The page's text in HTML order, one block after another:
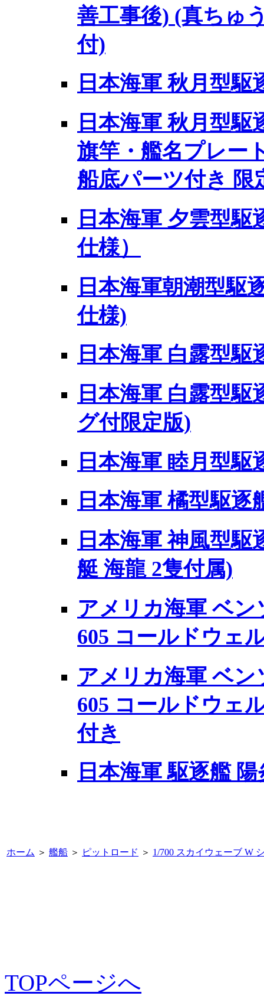
善工事後) (真ちゅ
付)
日本海軍 秋月型駆
日本海軍 秋月型駆
旗竿・艦名プレー
船底パーツ付き 限
日本海軍 夕雲型
仕様）
日本海軍朝潮型駆
仕様)
日本海軍 白露型駆
日本海軍 白露型
グ付限定版)
日本海軍 睦月型駆
日本海軍 橘型駆逐
日本海軍 神風型駆
艇 海龍 2隻付属)
アメリカ海軍 ベン
605 コールドウェ
アメリカ海軍 ベン
605 コールドウェ
付き
日本海軍 駆逐艦
ホーム ＞ 艦船 ＞ ピットロード ＞ 1/700 スカイウェーブ W
TOPページへ